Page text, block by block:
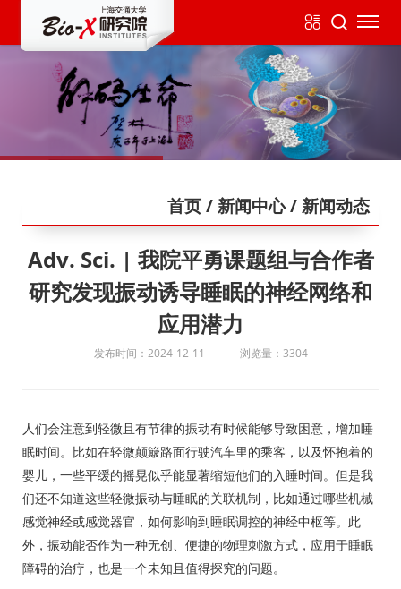
首页/ 新闻中心/ 新闻动态
Adv. Sci. | 我院平勇课题组与合作者
研究发现振动诱导睡眠的神经网络和
应用潜力
发布时间：2024-12-11 浏览量：3304
人们会注意到轻微且有节律的振动有时候能够导致困意，增加睡
眠时间。比如在轻微颠簸路面行驶汽车里的乘客，以及怀抱着的
婴儿，一些平缓的摇晃似乎能显著缩短他们的入睡时间。但是我
们还不知道这些轻微振动与睡眠的关联机制，比如通过哪些机械
感觉神经或感觉器官，如何影响到睡眠调控的神经中枢等。此
外，振动能否作为一种无创、便捷的物理刺激方式，应用于睡眠
障碍的治疗，也是一个未知且值得探究的问题。